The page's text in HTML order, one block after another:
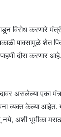
विरोध करणारे
पावसामुळे शेत
दौरा करणार आहे.
असलेल्या एका
व्यक्त केल्या आहेत.
नये, अशी भूमीका